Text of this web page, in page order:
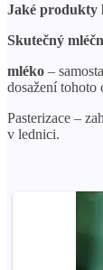
Jaké produkty
Skutečný
mléko –
dosažení tohoto
Pasterizace –
v lednici.